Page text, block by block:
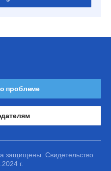
проблеме
защищены. Свидетельство
г.